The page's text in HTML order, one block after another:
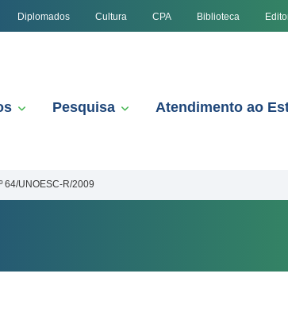
Diplomados Cultura CPA Biblioteca
Pesquisa Atendimento ao
64/UNOESC-R/2009